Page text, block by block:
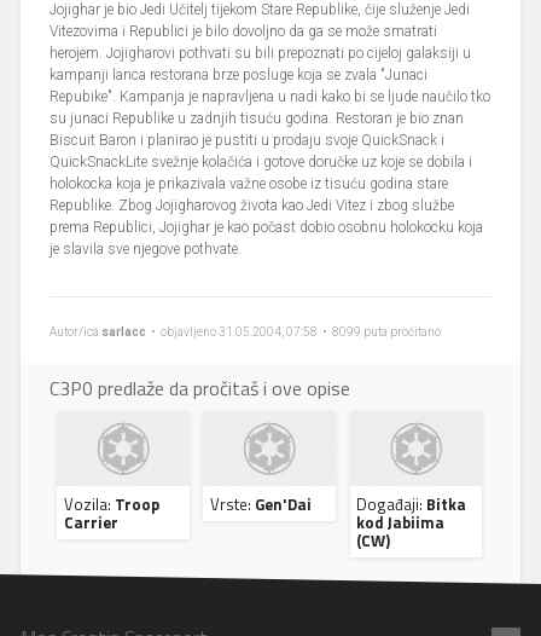
Jojighar je bio Jedi Učitelj tijekom Stare Republike, čije služenje Jedi
Vitezovima i Republici je bilo dovoljno da ga se može smatrati
herojem. Jojigharovi pothvati su bili prepoznati po cijeloj galaksiji u
kampanji lanca restorana brze posluge koja se zvala "Junaci
Repubike". Kampanja je napravljena u nadi kako bi se ljude naučilo tko
su junaci Republike u zadnjih tisuću godina. Restoran je bio znan
Biscuit Baron i planirao je pustiti u prodaju svoje QuickSnack i
QuickSnackLite svežnje kolačića i gotove doručke uz koje se dobila i
holokocka koja je prikazivala važne osobe iz tisuću godina stare
Republike. Zbog Jojigharovog života kao Jedi Vitez i zbog službe
prema Republici, Jojighar je kao počast dobio osobnu holokocku koja
je slavila sve njegove pothvate.
Autor/ica sarlacc • objavljeno 31.05.2004, 07:58 • 8099 puta pročitano
C3P0 predlaže da pročitaš i ove opise
Vozila: Troop
Carrier
Vrste: Gen'Dai Događaji: Bitka
kod Jabiima
(CW)